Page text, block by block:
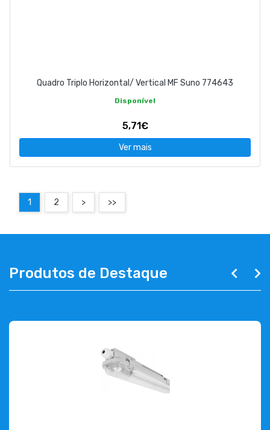
Quadro Triplo Horizontal/ Vertical MF Suno 774643
Disponível
5,71€
Ver mais
1 2 > >>
Produtos de Destaque